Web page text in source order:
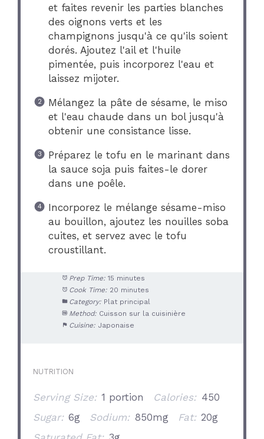
et faites revenir les parties blanches
des oignons verts et les
champignons jusqu'à ce qu'ils soient
dorés. Ajoutez l'ail et l'huile
pimentée, puis incorporez l'eau et
laissez mijoter.
Mélangez la pâte de sésame, le miso
et l'eau chaude dans un bol jusqu'à
obtenir une consistance lisse.
Préparez le tofu en le marinant dans
la sauce soja puis faites-le dorer
dans une poêle.
Incorporez le mélange sésame-miso
au bouillon, ajoutez les nouilles soba
cuites, et servez avec le tofu
croustillant.
Prep Time: 15 minutes
Cook Time: 20 minutes
Category: Plat principal
Method: Cuisson sur la cuisinière
Cuisine: Japonaise
NUTRITION
Serving Size: 1 portion Calories: 450
Sugar: 6g Sodium: 850mg Fat: 20g